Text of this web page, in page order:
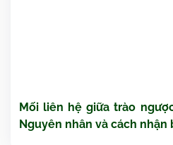
Mối liên hệ giữa trào
Nguyên nhân và cách nhận